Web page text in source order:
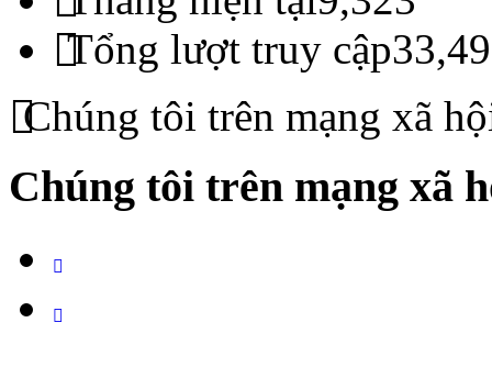
Tổng lượt truy cập
Chúng tôi trên mạng xã
Chúng tôi trên mạng xã